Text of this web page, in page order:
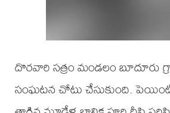
దొరవారి సత్రం మండలం బూదూరు
సంఘటన చోటు చేసుకుంది.